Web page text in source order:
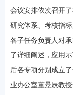
会议安排依次召开了
研究体系、考核指
各子任务负责人对
了详细阐述，应用
后各专项分别成立了
业办公室董景辰教